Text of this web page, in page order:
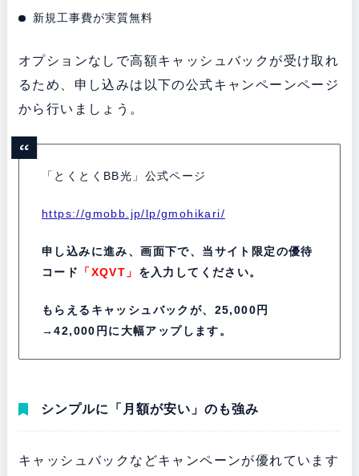
新規工事費が実質無料
オプションなしで高額キャッシュバックが受け取れ
るため、申し込みは以下の公式キャンペーンページ
から行いましょう。
「とくとくBB光」公式ページ
https://gmobb.jp/lp/gmohikari/
申し込みに進み、画面下で、当サイト限定の優待
コード
「XQVT」 を入力してください。
もらえるキャッシュバックが、25,000円
→42,000円に大幅アップします。
シンプルに「月額が安い」のも強み
キャッシュバックなどキャンペーンが優れています